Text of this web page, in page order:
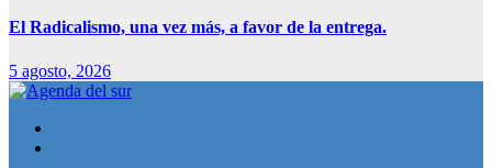
El Radicalismo, una vez más, a favor de la entrega.
5 agosto, 2026